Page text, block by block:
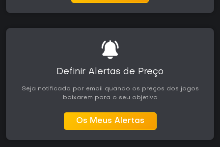
Definir Alertas de Preço
Seja notificado por email quando os preços dos jogos
baixarem para o seu objetivo
Os Meus Alertas